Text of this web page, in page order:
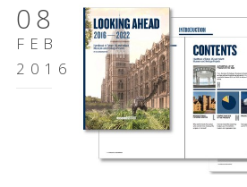
08
FEB
2016